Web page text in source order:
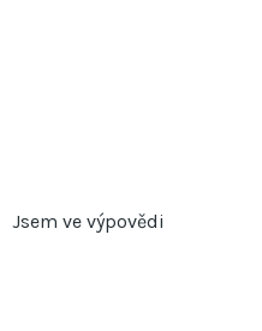
Jsem ve výpovědi